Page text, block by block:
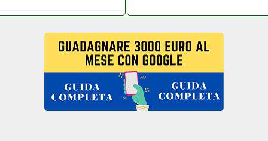
telitaly.it